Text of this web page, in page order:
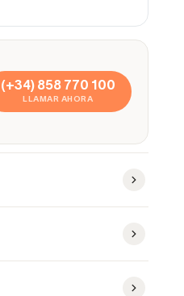
(+34) 858 770 100
LLAMAR AHORA